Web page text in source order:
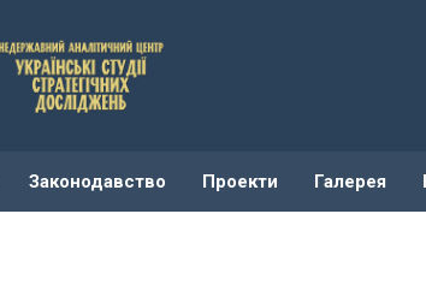
Законодавство Проекти Галерея